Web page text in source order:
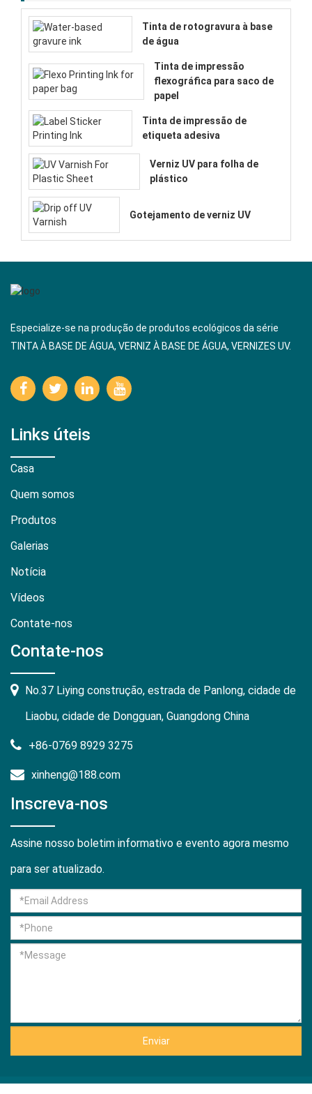
Tinta de rotogravura à base
de água
Tinta de impressão
flexográfica para saco de
papel
Tinta de impressão de
etiqueta adesiva
Verniz UV para folha de
plástico
Gotejamento de verniz UV
Especialize-se na produção de produtos ecológicos da série
TINTA À BASE DE ÁGUA, VERNIZ À BASE DE ÁGUA, VERNIZES UV.
Links úteis
Casa
Quem somos
Produtos
Galerias
Notícia
Vídeos
Contate-nos
Contate-nos
No.37 Liying construção, estrada de Panlong, cidade de
Liaobu, cidade de Dongguan, Guangdong China
+86-0769 8929 3275
xinheng@188.com
Inscreva-nos
Assine nosso boletim informativo e evento agora mesmo
para ser atualizado.
Enviar